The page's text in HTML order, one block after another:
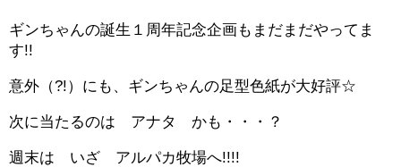
ギンちゃんの誕生１周年記念企画もまだまだやってま
す!!
意外（?!）にも、ギンちゃんの足型色紙が大好評☆
次に当たるのは アナタ かも・・・？
週末は いざ アルパカ牧場へ!!!!